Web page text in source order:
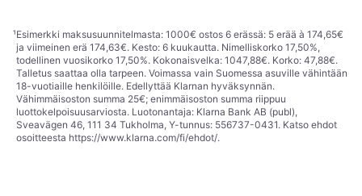
¹Esimerkki maksusuunnitelmasta: 1000€ ostos 6 erässä: 5 erää à 174,65€
ja viimeinen erä 174,63€. Kesto: 6 kuukautta. Nimelliskorko 17,50%,
todellinen vuosikorko 17,50%. Kokonaisvelka: 1047,88€. Korko: 47,88€.
Talletus saattaa olla tarpeen. Voimassa vain Suomessa asuville vähintään
18-vuotiaille henkilöille. Edellyttää Klarnan hyväksynnän.
Vähimmäisoston summa 25€; enimmäisoston summa riippuu
luottokelpoisuusarviosta. Luotonantaja: Klarna Bank AB (publ),
Sveavägen 46, 111 34 Tukholma, Y-tunnus: 556737-0431. Katso ehdot
osoitteesta https://www.klarna.com/fi/ehdot/.